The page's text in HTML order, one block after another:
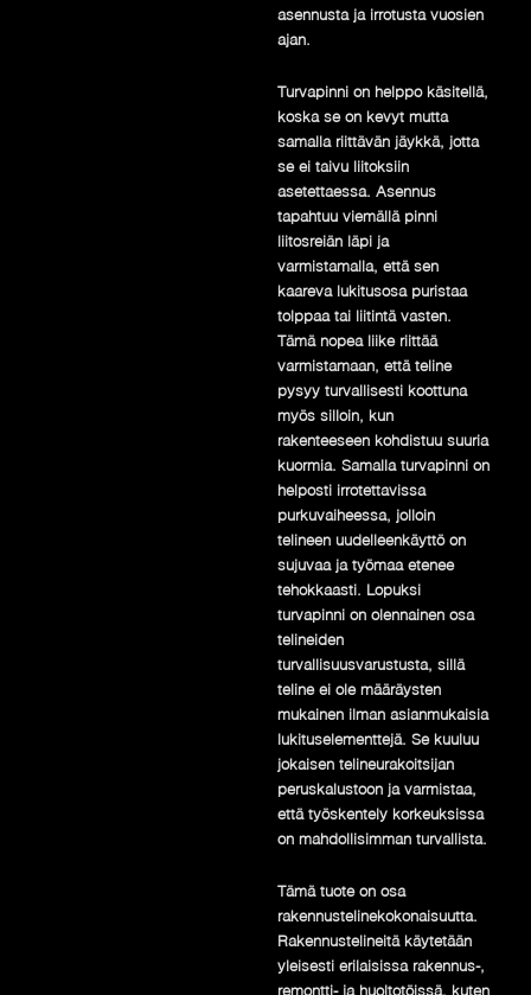
asennusta ja irrotusta vuosien
ajan.
Turvapinni on helppo käsitellä,
koska se on kevyt mutta
samalla riittävän jäykkä, jotta
se ei taivu liitoksiin
asetettaessa. Asennus
tapahtuu viemällä pinni
liitosreiän läpi ja
varmistamalla, että sen
kaareva lukitusosa puristaa
tolppaa tai liitintä vasten.
Tämä nopea liike riittää
varmistamaan, että teline
pysyy turvallisesti koottuna
myös silloin, kun
rakenteeseen kohdistuu suuria
kuormia. Samalla turvapinni on
helposti irrotettavissa
purkuvaiheessa, jolloin
telineen uudelleenkäyttö on
sujuvaa ja työmaa etenee
tehokkaasti. Lopuksi
turvapinni on olennainen osa
telineiden
turvallisuusvarustusta, sillä
teline ei ole määräysten
mukainen ilman asianmukaisia
lukituselementtejä. Se kuuluu
jokaisen telineurakoitsijan
peruskalustoon ja varmistaa,
että työskentely korkeuksissa
on mahdollisimman turvallista.
Tämä tuote on osa
rakennustelinekokonaisuutta.
Rakennustelineitä käytetään
yleisesti erilaisissa rakennus-,
remontti- ja huoltotöissä, kuten